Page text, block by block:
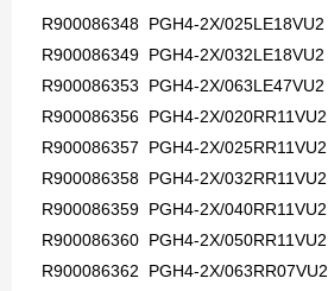
R900086348 PGH4-2X/025LE18VU2
R900086349 PGH4-2X/032LE18VU2
R900086353 PGH4-2X/063LE47VU2
R900086356 PGH4-2X/020RR11VU2
R900086357 PGH4-2X/025RR11VU2
R900086358 PGH4-2X/032RR11VU2
R900086359 PGH4-2X/040RR11VU2
R900086360 PGH4-2X/050RR11VU2
R900086362 PGH4-2X/063RR07VU2